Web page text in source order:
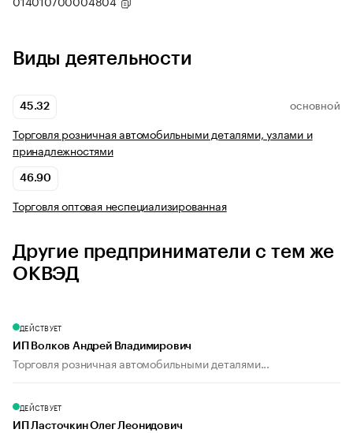
Виды деятельности
45.32 ОСНОВНОЙ
Торговля розничная автомобильными деталями, узлами и
принадлежностями
46.90
Торговля оптовая неспециализированная
Другие предприниматели с тем же
ОКВЭД
ДЕЙСТВУЕТ
ИП Волков Андрей Владимирович
Торговля розничная автомобильными деталями...
ДЕЙСТВУЕТ
ИП Ласточкин Олег Леонидович